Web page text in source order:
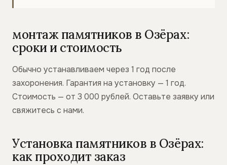
монтаж памятников в Озёрах:
сроки и стоимость
Обычно устанавливаем через 1 год после
захоронения. Гарантия на установку — 1 год.
Стоимость — от 3 000 рублей. Оставьте заявку или
свяжитесь с нами.
Установка памятников в Озёрах:
как проходит заказ